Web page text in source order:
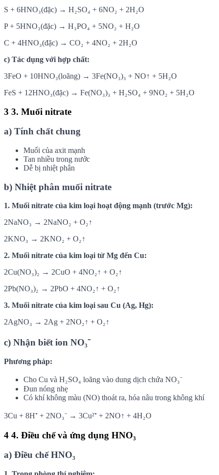
S + 6HNO₃(đặc) → H₂SO₄ + 6NO₂ + 2H₂O
P + 5HNO₃(đặc) → H₃PO₄ + 5NO₂ + H₂O
C + 4HNO₃(đặc) → CO₂ + 4NO₂ + 2H₂O
c) Tác dụng với hợp chất:
3FeO + 10HNO₃(loãng) → 3Fe(NO₃)₃ + NO↑ + 5H₂O
FeS + 12HNO₃(đặc) → Fe(NO₃)₃ + H₂SO₄ + 9NO₂ + 5H₂O
3 3. Muối nitrate
a) Tính chất chung
Muối của axit mạnh
Tan nhiều trong nước
Dễ bị nhiệt phân
b) Nhiệt phân muối nitrate
1. Muối nitrate của kim loại hoạt động mạnh (trước Mg):
2NaNO₃ → 2NaNO₂ + O₂↑
2KNO₃ → 2KNO₂ + O₂↑
2. Muối nitrate của kim loại từ Mg đến Cu:
2Cu(NO₃)₂ → 2CuO + 4NO₂↑ + O₂↑
2Pb(NO₃)₂ → 2PbO + 4NO₂↑ + O₂↑
3. Muối nitrate của kim loại sau Cu (Ag, Hg):
2AgNO₃ → 2Ag + 2NO₂↑ + O₂↑
c) Nhận biết ion NO₃⁻
Phương pháp:
Cho Cu và H₂SO₄ loãng vào dung dịch chứa NO₃⁻
Đun nóng nhẹ
Có khí không màu (NO) thoát ra, hóa nâu trong không khí
3Cu + 8H⁺ + 2NO₃⁻ → 3Cu²⁺ + 2NO↑ + 4H₂O
4 4. Điều chế và ứng dụng HNO₃
a) Điều chế HNO₃